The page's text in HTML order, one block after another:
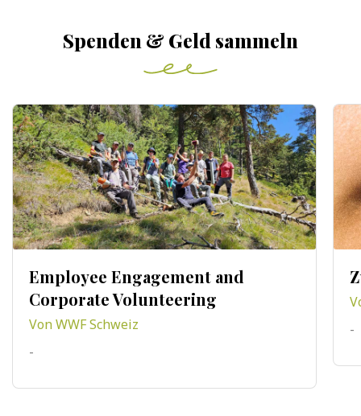
Spenden & Geld sammeln
Employee Engagement and
Corporate Volunteering
Von WWF Schweiz
-
-